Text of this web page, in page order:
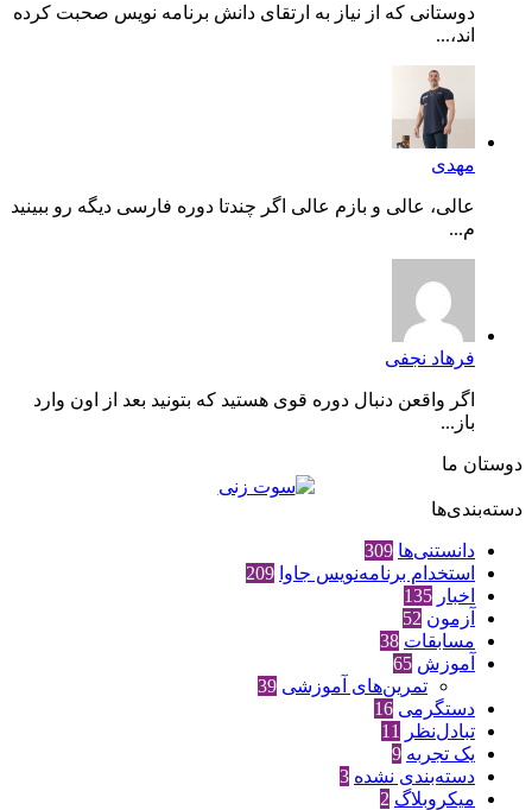
دوستانی که از نیاز به ارتقای دانش برنامه نویس صحبت کرده
اند،...
مهدی
عالی، عالی و بازم عالی اگر چندتا دوره فارسی دیگه رو ببینید
م...
فرهاد نجفی
اگر واقعن دنبال دوره قوی هستید که بتونید بعد از اون وارد
باز...
دوستان ما
دسته‌بندی‌ها
دانستنی‌ها 309
استخدام برنامه‌نویس جاوا 209
اخبار 135
آزمون 52
مسابقات 38
آموزش 65
تمرین‌های آموزشی 39
دستگرمی 16
تبادل‌نظر
11
یک تجربه 9
دسته‌بندی نشده 3
میکروبلاگ 2